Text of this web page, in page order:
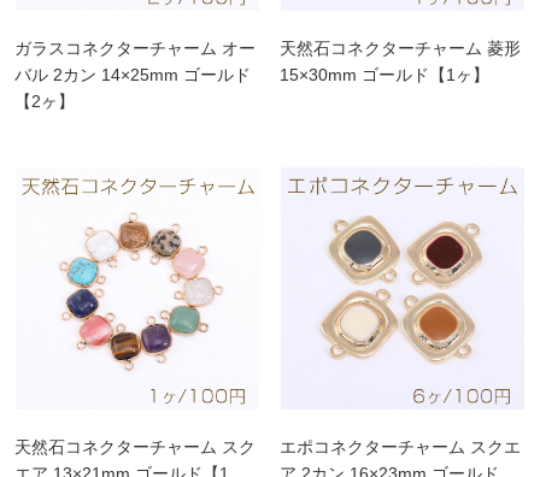
ガラスコネクターチャーム オー
バル 2カン 14×25mm ゴールド
【2ヶ】
天然石コネクターチャーム 菱形
15×30mm ゴールド【1ヶ】
天然石コネクターチャーム スク
エポコネクターチャーム スクエ